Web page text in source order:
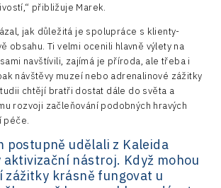
přibližuje Marek.
jak důležitá je spolupráce s klienty-
obsahu. Ti velmi ocenili hlavně výlety na
navštívili, zajímá je příroda, ale třeba i
návštěvy muzeí nebo adrenalinové zážitky
chtějí bratři dostat dále do světa a
rozvoji začleňování podobných hravých
péče.
postupně udělali z Kaleida
nástroj. Když mohou
zážitky krásně fungovat u